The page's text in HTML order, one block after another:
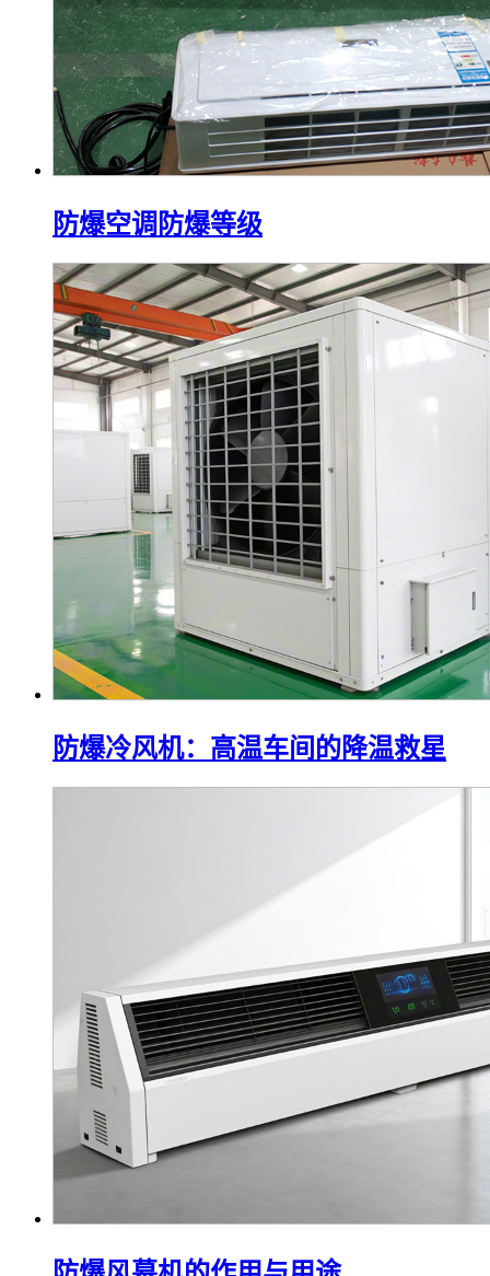
防爆空调防爆等级
防爆冷风机：高温车间的降温救星